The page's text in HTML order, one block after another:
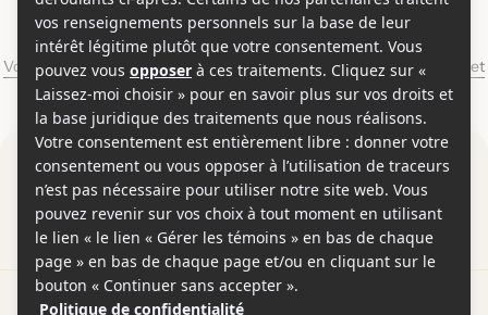
Alexander Korda
Voir les séries et émissions télé de Alexander Korda sur Showbizz.net
Par